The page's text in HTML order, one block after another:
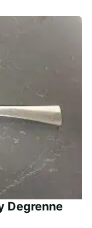
Degrenne